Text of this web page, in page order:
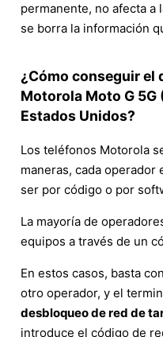
permanente, no afecta a
se borra la información
¿Cómo conseguir el
Motorola Moto G
Estados Unidos?
Los teléfonos Motorola
maneras, cada
ser por código o por
La mayoría de
equipos a través de un
En estos casos, basta
otro operador, y el
desbloqueo de red de
introduce el código de